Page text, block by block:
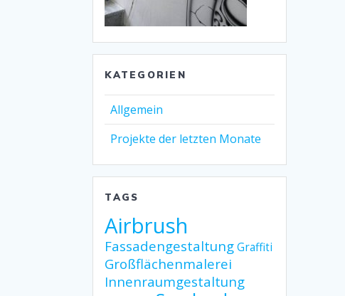
KATEGORIEN
Allgemein
Projekte der letzten Monate
TAGS
Airbrush
FassadengestaltungGraffiti
Großflächenmalerei
Innenraumgestaltung